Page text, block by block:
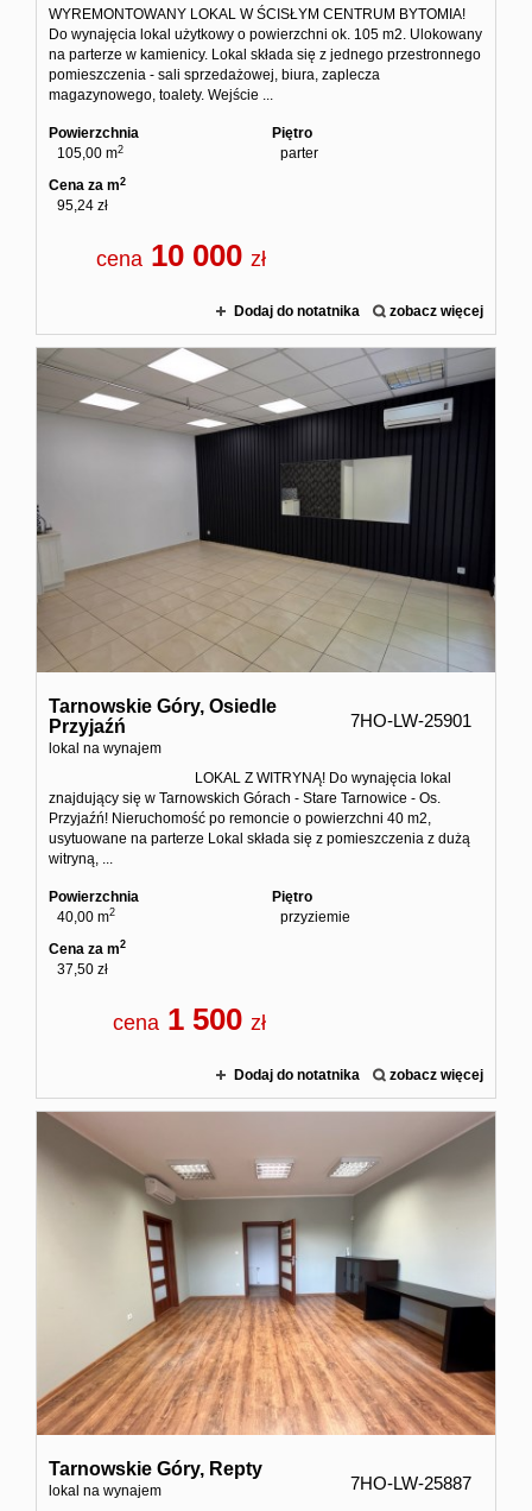
WYREMONTOWANY LOKAL W ŚCISŁYM CENTRUM BYTOMIA!
Do wynajęcia lokal użytkowy o powierzchni ok. 105 m2. Ulokowany
na parterze w kamienicy. Lokal składa się z jednego przestronnego
pomieszczenia - sali sprzedażowej, biura, zaplecza
magazynowego, toalety. Wejście ...
Powierzchnia
105,00 m2
Piętro
parter
Cena za m2
95,24 zł
cena 10 000 zł
Dodaj do notatnika zobacz więcej
Tarnowskie Góry, Osiedle
Przyjaźń
lokal na wynajem
7HO-LW-25901
LOKAL Z WITRYNĄ! Do wynajęcia lokal
znajdujący się w Tarnowskich Górach - Stare Tarnowice - Os.
Przyjaźń! Nieruchomość po remoncie o powierzchni 40 m2,
usytuowane na parterze Lokal składa się z pomieszczenia z dużą
witryną, ...
Powierzchnia
40,00 m2
Piętro
przyziemie
Cena za m2
37,50 zł
cena 1 500 zł
Dodaj do notatnika zobacz więcej
Tarnowskie Góry, Repty
lokal na wynajem 7HO-LW-25887